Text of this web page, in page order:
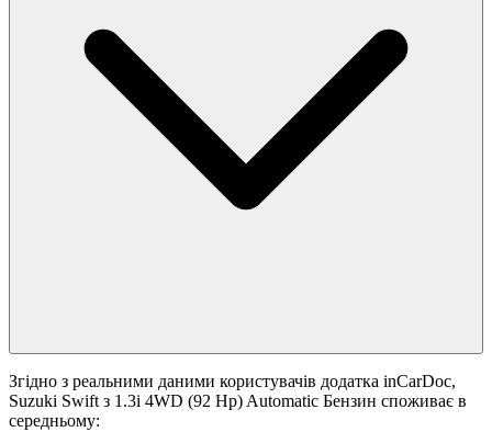
Згідно з реальними даними користувачів додатка inCarDoc,
Suzuki Swift з 1.3i 4WD (92 Hp) Automatic Бензин споживає в
середньому: